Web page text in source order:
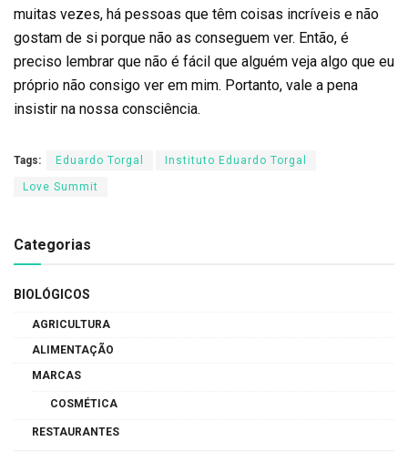
muitas vezes, há pessoas que têm coisas incríveis e não
gostam de si porque não as conseguem ver. Então, é
preciso lembrar que não é fácil que alguém veja algo que eu
próprio não consigo ver em mim. Portanto, vale a pena
insistir na nossa consciência.
Tags: Eduardo Torgal Instituto Eduardo Torgal
Love Summit
Categorias
BIOLÓGICOS
AGRICULTURA
ALIMENTAÇÃO
MARCAS
COSMÉTICA
RESTAURANTES